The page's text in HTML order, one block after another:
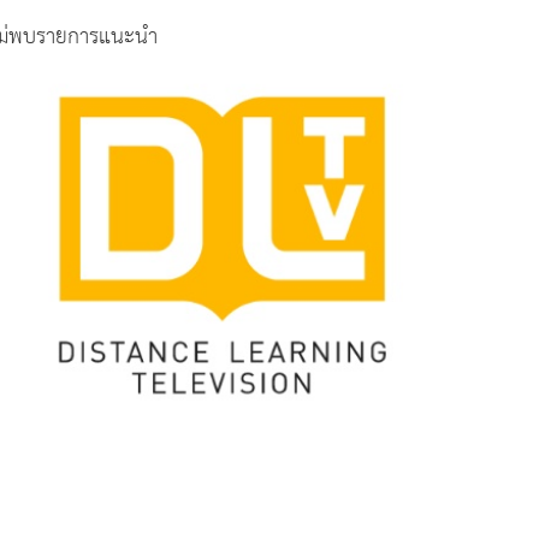
พบรายการแนะนำ